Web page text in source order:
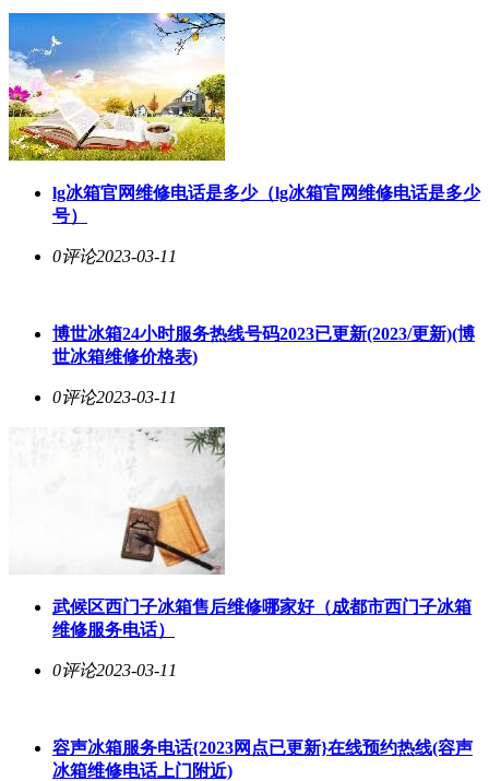
lg冰箱官网维修电话是多少（lg冰箱官网维修电话是多少
号）
0评论2023-03-11
博世冰箱24小时服务热线号码2023已更新(2023/更新)(博
世冰箱维修价格表)
0评论2023-03-11
武候区西门子冰箱售后维修哪家好（成都市西门子冰箱
维修服务电话）
0评论2023-03-11
容声冰箱服务电话{2023网点已更新}在线预约热线(容声
冰箱维修电话上门附近)